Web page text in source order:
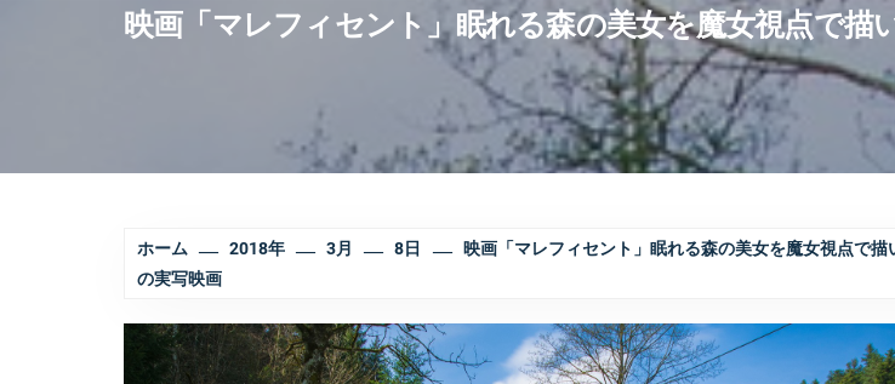
映画「マレフィセント」眠れる森の美女を魔女視点で描
ホーム 2018年 3月 8日
映画「マレフィセント」眠れる森の美女を魔女視点で描
の実写映画